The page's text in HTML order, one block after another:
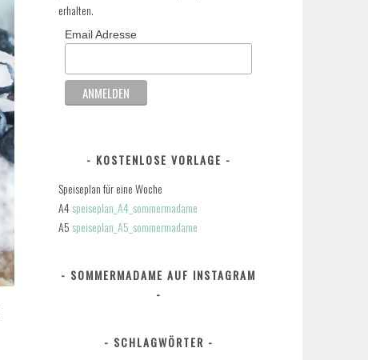
erhalten.
Email Adresse
KOSTENLOSE VORLAGE
Speiseplan für eine Woche
A4speiseplan_A4_sommermadame
A5 speiseplan_A5_sommermadame
SOMMERMADAME AUF INSTAGRAM
SCHLAGWÖRTER